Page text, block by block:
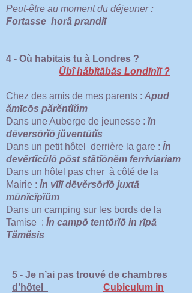
Peut-être au moment du déjeuner :
Fortasse horâ prandiī
4 - Où habitais tu à Londres ?
Ŭbî hăbĭtābās Londīnĭī ?
Chez des amis de mes parents : Apud
ămīcōs părĕntĭŭm
Dans une Auberge de jeunesse : ĭn
dēversōrĭō jŭventūtĭs
Dans un petit hôtel derrière la gare : Ĭn
devĕrtĭcŭlō pŏst stătĭōnĕm ferriviariam
Dans un hôtel pas cher à côté de la
Mairie : Ĭn vīlī dēvĕrsōrĭō juxtā
mūnĭcĭpĭŭm
Dans un camping sur les bords de la
Tamise : Ĭn campō tentōrĭō in rīpā
Tămĕsis
5 - Je n’ai pas trouvé de chambres
d’hôtel
Cubiculum in